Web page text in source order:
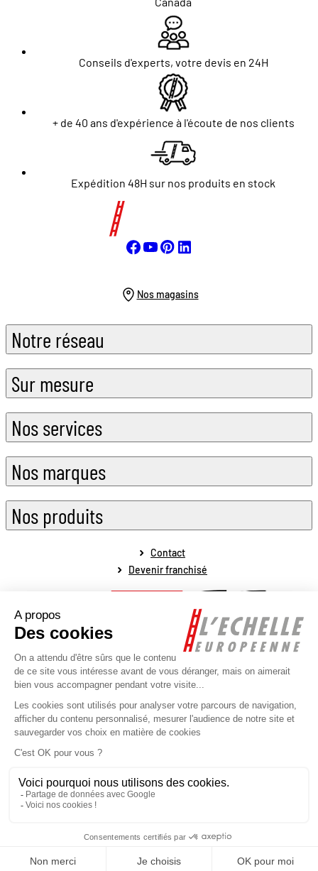
Conseils d'experts, votre devis en 24H
+ de 40 ans d'expérience à l'écoute de nos clients
Expédition 48H sur nos produits en stock
Nos magasins
Notre réseau
Sur mesure
Nos services
Nos marques
Nos produits
Contact
Devenir franchisé
Mentions légales Conditions générales de vente
Conditions générales de fonctionnement
Politique de protection des données personnelles
Politique de la gestion des cookies